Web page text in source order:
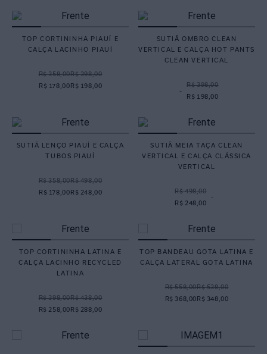
TOP CORTININHA PIAUÍ E
CALÇA LACINHO PIAUÍ
R$ 358,00
R$ 178,00
R$ 398,00
R$ 198,00
SUTIÃ OMBRO CLEAN
VERTICAL E CALÇA HOT PANTS
CLEAN VERTICAL
-
R$ 398,00
R$ 198,00
SUTIÃ LENÇO PIAUÍ E CALÇA
TUBOS PIAUÍ
R$ 358,00
R$ 178,00
R$ 498,00
R$ 248,00
SUTIÃ MEIA TAÇA CLEAN
VERTICAL E CALÇA CLÁSSICA
VERTICAL
R$ 498,00
R$ 248,00
-
TOP CORTININHA LATINA E
CALÇA LACINHO RECYCLED
LATINA
R$ 398,00
R$ 258,00
R$ 438,00
R$ 288,00
TOP BANDEAU GOTA LATINA E
CALÇA LATERAL GOTA LATINA
R$ 558,00
R$ 368,00
R$ 538,00
R$ 348,00